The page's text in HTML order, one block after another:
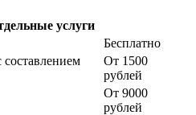
услуги
Бесплатно
составлением
От 1500
рублей
От 9000
рублей